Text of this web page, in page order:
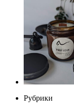
Рубрики